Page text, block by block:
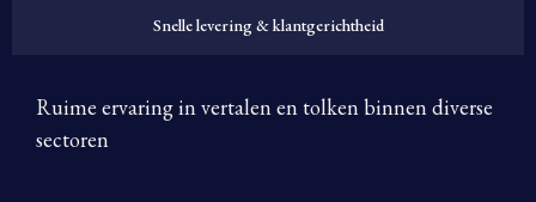
Snelle levering & klantgerichtheid
Ruime ervaring in vertalen en tolken binnen diverse
sectoren